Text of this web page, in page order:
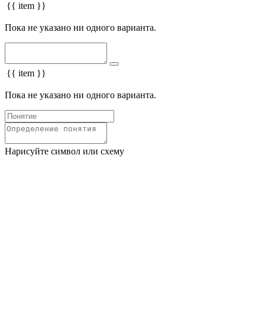
{{ item }}
Пока не указано ни одного варианта.
{{ item }}
Пока не указано ни одного варианта.
Нарисуйте символ или схему